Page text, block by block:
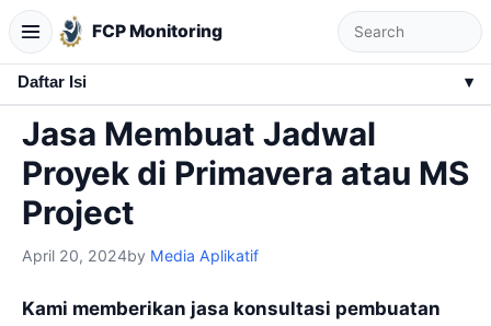
FCP Monitoring
Jasa Membuat Jadwal
Proyek di Primavera atau MS
Project
April 20, 2024by Media Aplikatif
Kami memberikan jasa konsultasi pembuatan
Daftar Isi ▾